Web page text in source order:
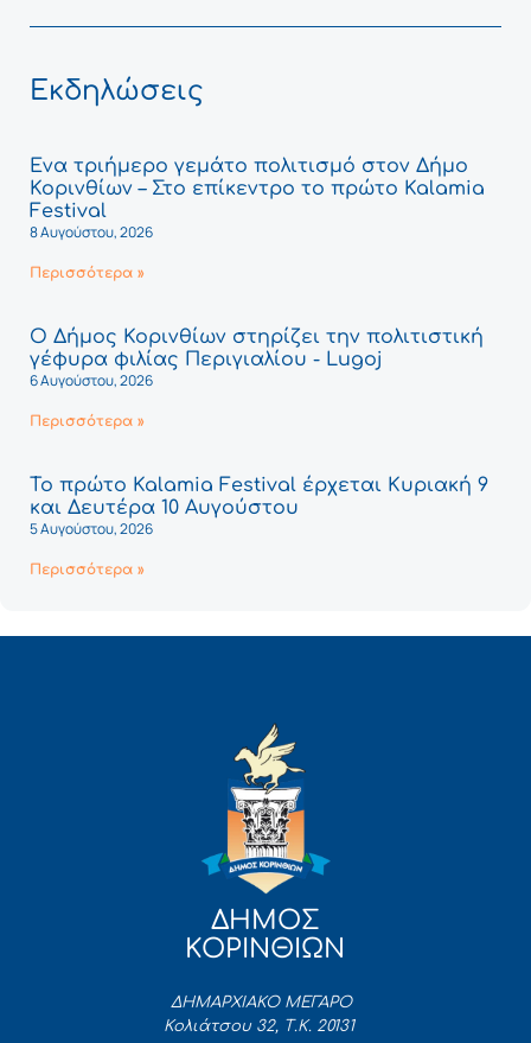
Εκδηλώσεις
Ένα τριήμερο γεμάτο πολιτισμό στον Δήμο
Κορινθίων – Στο επίκεντρο το πρώτο Kalamia
Festival
8 Αυγούστου, 2026
Περισσότερα »
Ο Δήμος Κορινθίων στηρίζει την πολιτιστική
γέφυρα φιλίας Περιγιαλίου - Lugoj
6 Αυγούστου, 2026
Περισσότερα »
Το πρώτο Kalamia Festival έρχεται Κυριακή 9
και Δευτέρα 10 Αυγούστου
5 Αυγούστου, 2026
Περισσότερα »
ΔΗΜΟΣ
ΚΟΡΙΝΘΙΩΝ
ΔΗΜΑΡΧΙΑΚΟ ΜΕΓΑΡΟ
Κολιάτσου 32, Τ.Κ. 20131